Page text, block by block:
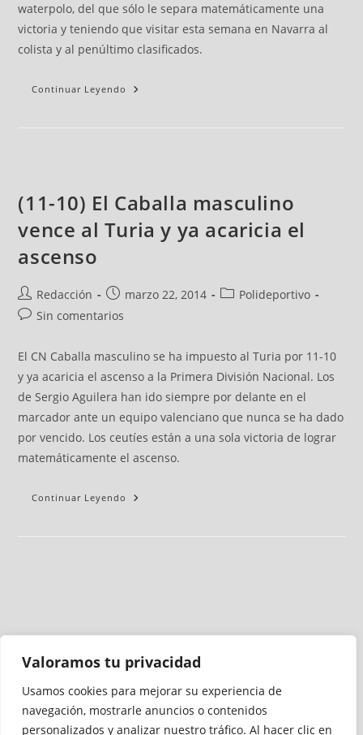
Valoramos tu privacidad
Usamos cookies para mejorar su experiencia de
navegación, mostrarle anuncios o contenidos
personalizados y analizar nuestro tráfico. Al hacer clic en
waterpolo, del que sólo le separa matemáticamente una
victoria y teniendo que visitar esta semana en Navarra al
colista y al penúltimo clasificados.
Continuar Leyendo
(11-10) El Caballa masculino
vence al Turia y ya acaricia el
ascenso
Redacción marzo 22, 2014
Polideportivo
Sin comentarios
El CN Caballa masculino se ha impuesto al Turia por 11-10
y ya acaricia el ascenso a la Primera División Nacional. Los
de Sergio Aguilera han ido siempre por delante en el
marcador ante un equipo valenciano que nunca se ha dado
por vencido. Los ceutíes están a una sola victoria de lograr
matemáticamente el ascenso.
Continuar Leyendo
Medio auditado por